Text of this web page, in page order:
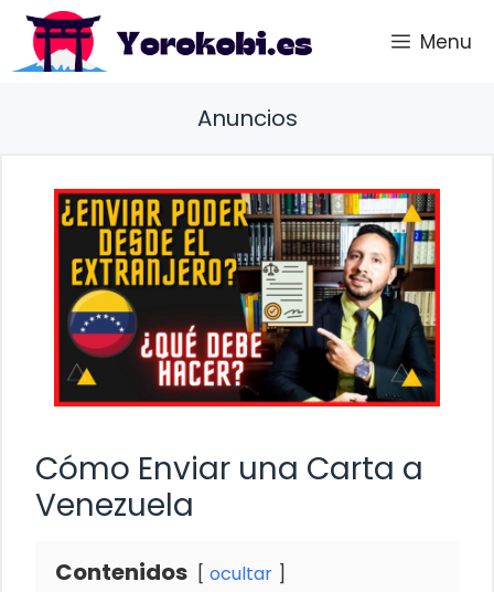
Saltar
contenido
Menu
Anuncios
Cómo Enviar una Carta a
Venezuela
Contenidos ocultar